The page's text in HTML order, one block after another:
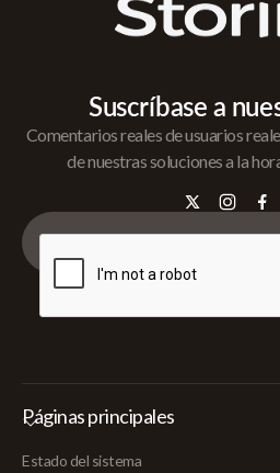
Suscríbase a
Comentarios reales de usuarios
de nuestras soluciones a la
Páginas principales
Estado del sistema